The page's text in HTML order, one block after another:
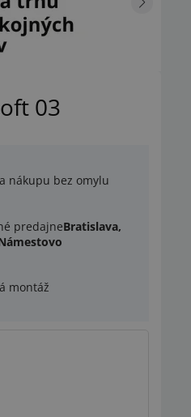
03
nákupu bez omylu
predajneBratislava,
montáž